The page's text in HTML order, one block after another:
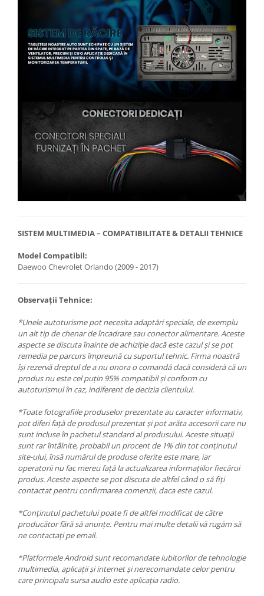
SISTEM MULTIMEDIA – COMPATIBILITATE & DETALII TEHNICE
Model Compatibil:
Daewoo Chevrolet Orlando (2009 - 2017)
Observații Tehnice:
*Unele autoturisme pot necesita adaptări speciale, de exemplu
un alt tip de chenar de încadrare sau conector alimentare. Aceste
aspecte se discuta înainte de achiziție dacă este cazul și se pot
remedia pe parcurs împreună cu suportul tehnic. Firma noastră
își rezervă dreptul de a nu onora o comandă dacă consideră că un
produs nu este cel puțin 95% compatibil și conform cu
autoturismul în caz, indiferent de decizia clientului.
*Toate fotografiile produselor prezentate au caracter informativ,
pot diferi față de produsul prezentat și pot arăta accesorii care nu
sunt incluse în pachetul standard al produsului. Aceste situații
sunt rar întâlnite, probabil un procent de 1% din tot conținutul
site-ului, însă numărul de produse oferite este mare, iar
operatorii nu fac mereu față la actualizarea informațiilor fiecărui
produs. Aceste aspecte se pot discuta de altfel când o să fiți
contactat pentru confirmarea comenzii, daca este cazul.
*Conținutul pachetului poate fi de altfel modificat de către
producător fără să anunțe. Pentru mai multe detalii vă rugăm să
ne contactați pe email.
*Platformele Android sunt recomandate iubitorilor de tehnologie
multimedia, aplicații și internet și nerecomandate celor pentru
care principala sursa audio este aplicația radio.